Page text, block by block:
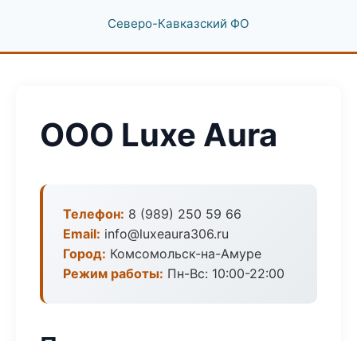
Северо-Кавказский ФО
ООО Luxe Aura
Телефон: 8 (989) 250 59 66
Email: info@luxeaura306.ru
Город: Комсомольск-на-Амуре
Режим работы: Пн-Вс: 10:00-22:00